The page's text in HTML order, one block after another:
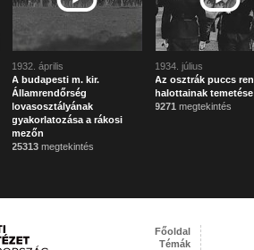
1932. április
A budapesti m. kir.
Államrendőrség
lovasosztályának
gyakorlatozása a rákosi
mezőn
25313 megtekintés
1934. július
Az osztrák puccs
halottainak temetése
9271 megtekintés
Főoldal
Témák